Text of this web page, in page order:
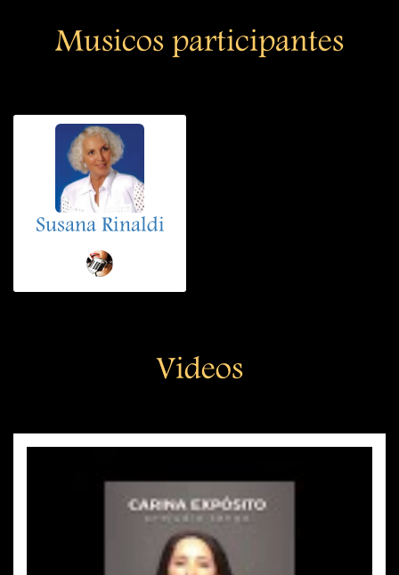
Musicos participantes
Susana Rinaldi
Videos